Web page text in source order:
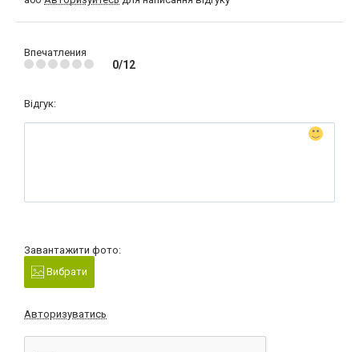
Впечатления
0/12
Відгук:
Завантажити фото:
Вибрати
Авторизуватись